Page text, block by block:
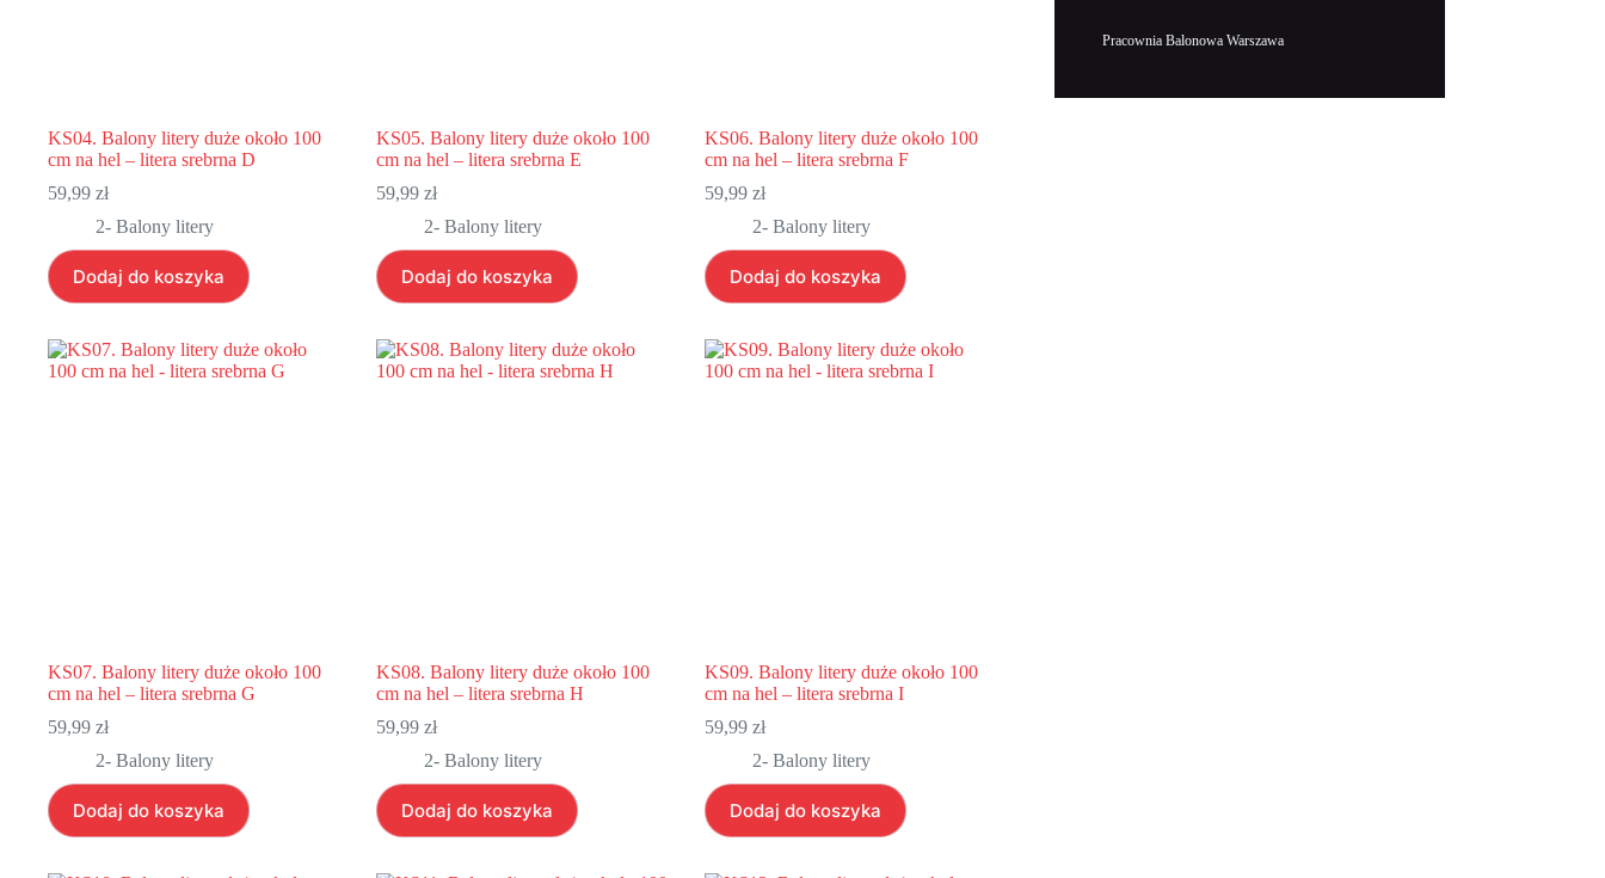
KS04. Balony litery duże około 100
cm na hel – litera srebrna D
59,99 zł
2- Balony litery
Dodaj do koszyka
KS05. Balony litery duże około 100
cm na hel – litera srebrna E
59,99 zł
2- Balony litery
Dodaj do koszyka
KS06. Balony litery duże około 100
cm na hel – litera srebrna F
59,99 zł
2- Balony litery
Dodaj do koszyka
KS07. Balony litery duże około 100
cm na hel – litera srebrna G
59,99 zł
2- Balony litery
Dodaj do koszyka
KS08. Balony litery duże około 100
cm na hel – litera srebrna H
59,99 zł
2- Balony litery
Dodaj do koszyka
KS09. Balony litery duże około 100
cm na hel – litera srebrna I
59,99 zł
2- Balony litery
Dodaj do koszyka
Pracownia Balonowa Warszawa